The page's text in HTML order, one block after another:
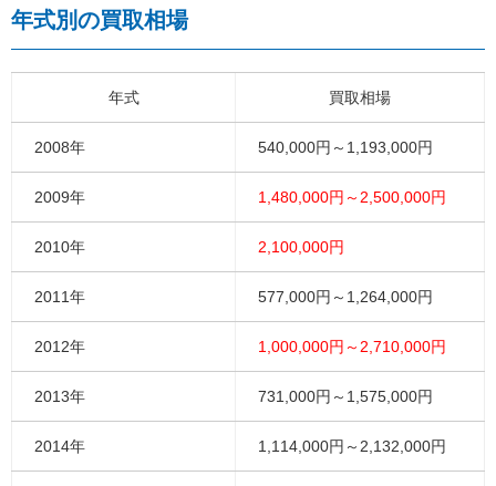
年式別の買取相場
年式 買取相場
2008年 540,000円～1,193,000円
2009年 1,480,000円～2,500,000円
2010年 2,100,000円
2011年 577,000円～1,264,000円
2012年 1,000,000円～2,710,000円
2013年 731,000円～1,575,000円
2014年 1,114,000円～2,132,000円